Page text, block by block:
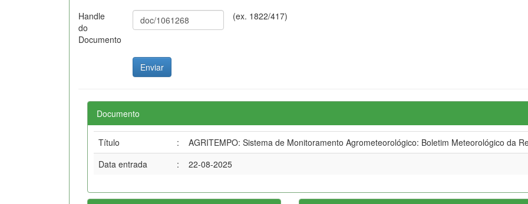
Handle
do
Documento
(ex. 1822/417)
Documento
Título :
AGRITEMPO: Sistema de Monitoramento Agrometeorológico: Boletim Meteorológico da
Data entrada
: 22-08-2025